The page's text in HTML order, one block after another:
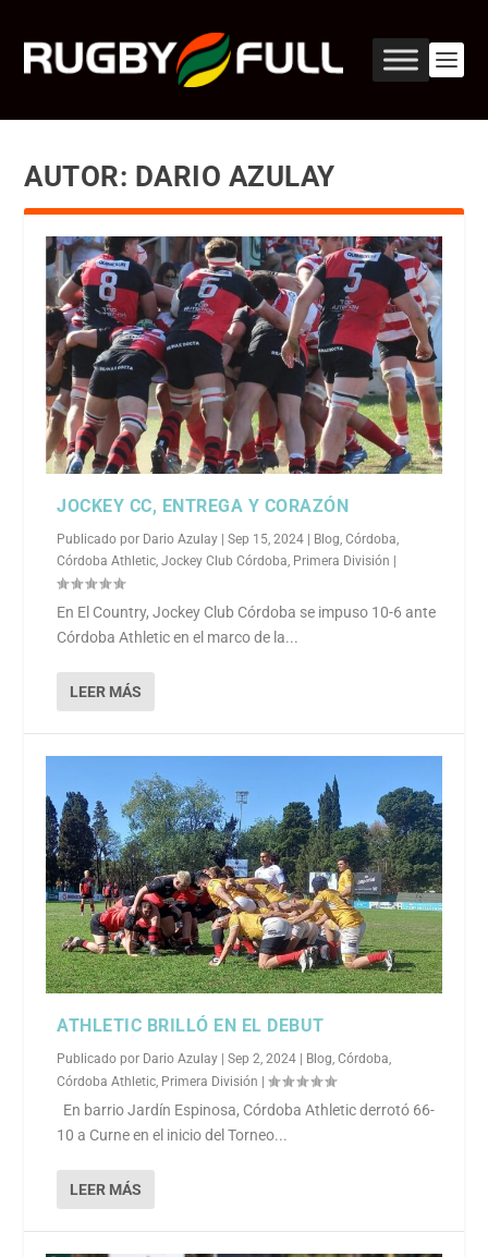
AUTOR: DARIO AZULAY
JOCKEY CC, ENTREGA Y CORAZÓN
Publicado por Dario Azulay |Sep 15, 2024 | Blog ,Córdoba
Córdoba Athletic ,Jockey Club Córdoba Primera División |
En El Country, Jockey Club Córdoba se impuso 10-6 ante
Córdoba Athletic en el marco de la...
LEER MÁS
ATHLETIC BRILLÓ EN EL DEBUT
Publicado por Dario Azulay |Sep 2, 2024 | Blog ,Córdoba
Córdoba Athletic Primera División |
En barrio Jardín Espinosa, Córdoba Athletic derrotó 66-
10 a Curne en el inicio del Torneo...
LEER MÁS